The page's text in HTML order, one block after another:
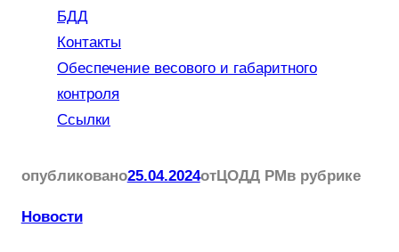
БДД
Контакты
Обеспечение весового и габаритного
контроля
Ссылки
опубликовано25.04.2024отЦОДД РМв рубрике
Новости